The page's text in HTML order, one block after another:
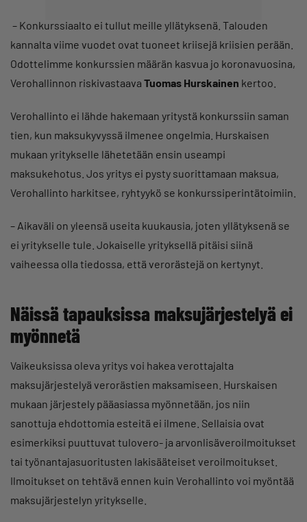
– Konkurssiaalto ei tullut meille yllätyksenä. Talouden
kannalta viime vuodet ovat tuoneet kriisejä kriisien perään.
Odottelimme konkurssien määrän kasvua jo koronavuosina,
Verohallinnon riskivastaava Tuomas Hurskainen kertoo.
Verohallinto ei lähde hakemaan yritystä konkurssiin saman
tien, kun maksukyvyssä ilmenee ongelmia. Hurskaisen
mukaan yritykselle lähetetään ensin useampi
maksukehotus. Jos yritys ei pysty suorittamaan maksua,
Verohallinto harkitsee, ryhtyykö se konkurssiperintätoimiin.
– Aikaväli on yleensä useita kuukausia, joten yllätyksenä se
ei yritykselle tule. Jokaiselle yrityksellä pitäisi siinä
vaiheessa olla tiedossa, että verorästejä on kertynyt.
Näissä tapauksissa maksujärjestelyä ei
myönnetä
Vaikeuksissa oleva yritys voi hakea verottajalta
maksujärjestelyä verorästien maksamiseen. Hurskaisen
mukaan järjestely pääasiassa myönnetään, jos niin
sanottuja ehdottomia esteitä ei ilmene. Sellaisia ovat
esimerkiksi puuttuvat tulovero- ja arvonlisäveroilmoitukset
tai työnantajasuoritusten lakisääteiset veroilmoitukset.
Ilmoitukset on tehtävä ennen kuin Verohallinto voi myöntää
maksujärjestelyn yritykselle.